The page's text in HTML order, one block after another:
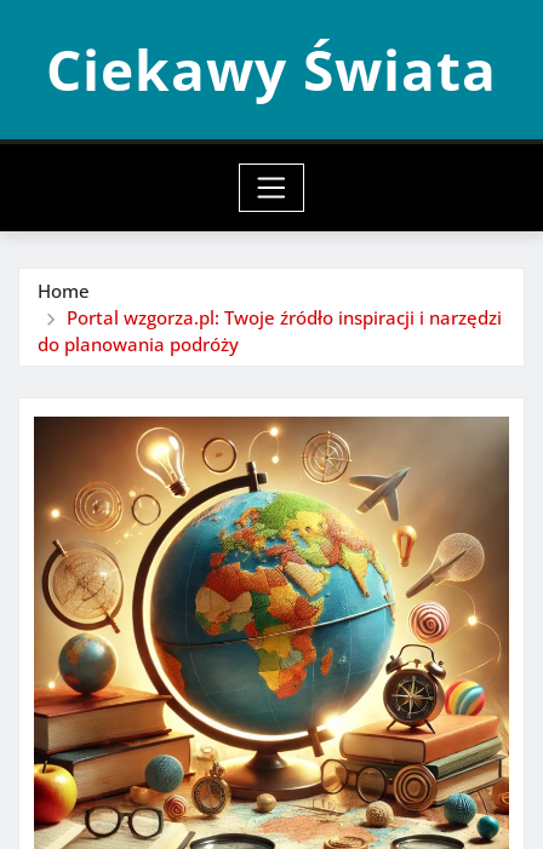
contentCiekawy Świata
Home
Portal wzgorza.pl: Twoje źródło inspiracji i narzędzi
do planowania podróży